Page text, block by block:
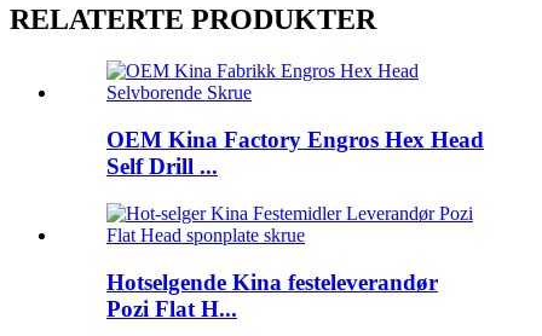
RELATERTE PRODUKTER
OEM Kina Factory Engros Hex Head
Self Drill ...
Hotselgende Kina festeleverandør
Pozi Flat H...